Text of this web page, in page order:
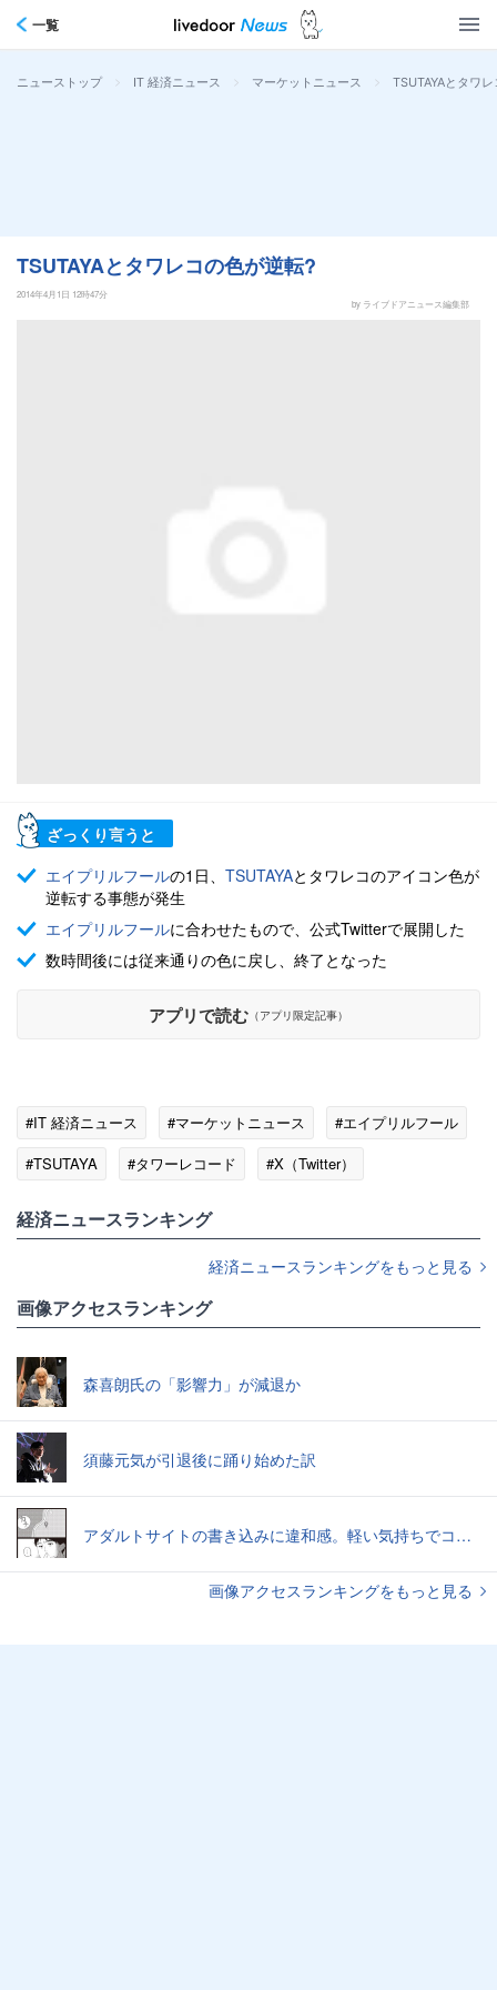
一覧
ニューストップ > IT 経済ニュース > マーケットニュース > TSUTAYAとタワ
TSUTAYAとタワレコの色が逆転?
2014年4月1日 12時47分
by ライブドアニュース編集部
ざっくり言うと
エイプリルフールの1日、 TSUTAYAとタワレコのアイコン色が
逆転する事態が発生
エイプリルフールに合わせたもので、公式Twitterで展開した
数時間後には従来通りの色に戻し、終了となった
アプリで読む （アプリ限定記事）
#IT 経済ニュース #マーケットニュース
#エイプリルフール
#TSUTAYA
#タワーレコード
#X（Twitter）
経済ニュースランキング
経済ニュースランキングをもっと見る
画像アクセスランキング
森喜朗氏の「影響力」が減退か
須藤元気が引退後に踊り始めた訳
アダルトサイトの書き込みに違和感。軽い気持ちでコメントしてみると…／近畿地方のある場所について（1）
画像アクセスランキングをもっと見る